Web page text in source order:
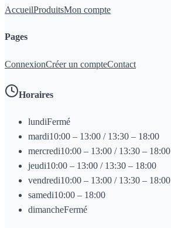
AccueilProduitsMon compte
Pages
ConnexionCréer un compteContact
Horaires
lundiFermé
mardi10:00 – 13:00 / 13:30 – 18:00
mercredi10:00 – 13:00 / 13:30 – 18:00
jeudi10:00 – 13:00 / 13:30 – 18:00
vendredi10:00 – 13:00 / 13:30 – 18:00
samedi10:00 – 18:00
dimancheFermé